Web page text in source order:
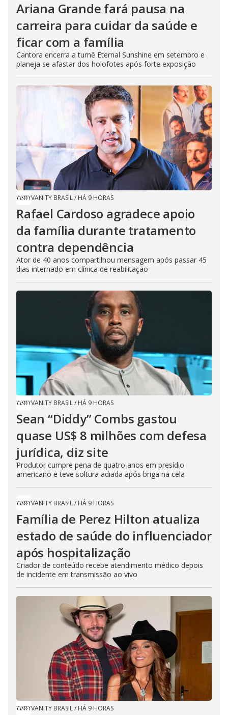
Ariana Grande fará pausa na
carreira para cuidar da saúde e
ficar com a família
Cantora encerra a turnê Eternal Sunshine em setembro e
planeja se afastar dos holofotes após forte exposição
VANITY BRASIL/ HÁ 9 HORAS
Rafael Cardoso agradece apoio
da família durante tratamento
contra dependência
Ator de 40 anos compartilhou mensagem após passar 45
dias internado em clínica de reabilitação
VANITY BRASIL/ HÁ 9 HORAS
Sean “Diddy” Combs gastou
quase US$ 8 milhões com defesa
jurídica, diz site
Produtor cumpre pena de quatro anos em presídio
americano e teve soltura adiada após briga na cela
VANITY BRASIL/ HÁ 9 HORAS
Família de Perez Hilton atualiza
estado de saúde do influenciador
após hospitalização
Criador de conteúdo recebe atendimento médico depois
de incidente em transmissão ao vivo
VANITY BRASIL/ HÁ 9 HORAS